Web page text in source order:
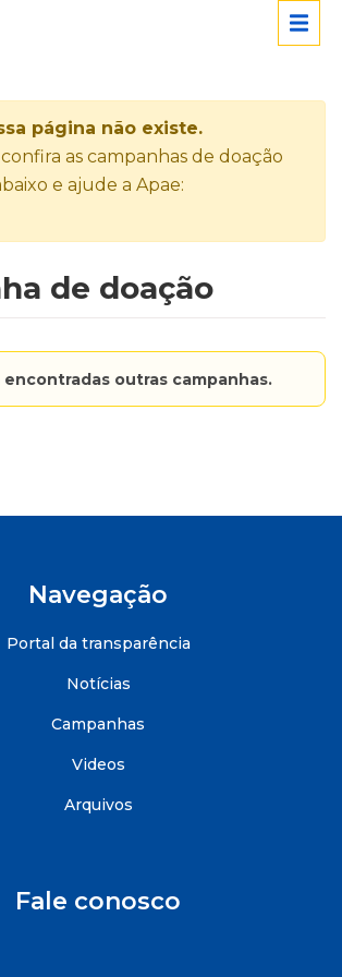
página não existe.
as campanhas de doação
e ajude a Apae:
de doação
encontradas outras campanhas.
Navegação
Portal da transparência
Notícias
Campanhas
Videos
Arquivos
Fale conosco